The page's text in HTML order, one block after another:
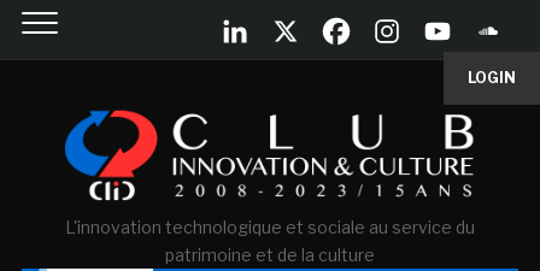
LOGIN
L'innovation technologique et sociale au service du
patrimoine et de la culture